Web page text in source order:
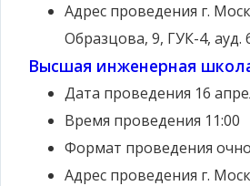
Адрес проведения г.
Образцова, 9, ГУК-4, ауд.
Высшая инженерная
Дата проведения 16
Время проведения 11:00
Формат проведения очно
Адрес проведения г.